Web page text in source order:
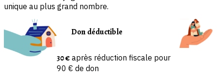
unique au plus grand nombre.
Don déductible
30 € après réduction fiscale pour
90 € de don